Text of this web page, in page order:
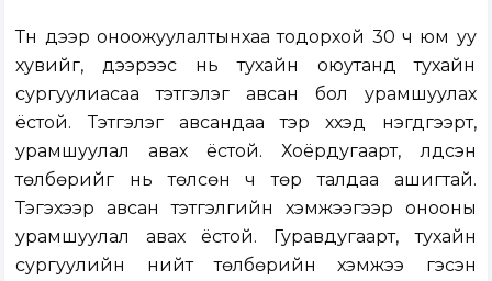
Түүн дээр оноожуулалтынхаа тодорхой 30 ч юм уу
хувийг, дээрээс нь тухайн оюутанд тухайн
сургуулиасаа тэтгэлэг авсан бол урамшуулах
ёстой. Тэтгэлэг авсандаа тэр хүүхэд нэгдүгээрт,
урамшуулал авах ёстой. Хоёрдугаарт, үлдсэн
төлбөрийг нь төлсөн ч төр талдаа ашигтай.
Тэгэхээр авсан тэтгэлгийн хэмжээгээр онооны
урамшуулал авах ёстой. Гуравдугаарт, тухайн
сургуулийн нийт төлбөрийн хэмжээ гэсэн